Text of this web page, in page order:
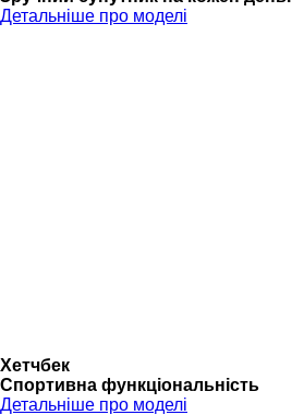
Детальніше про моделі
Хетчбек
Спортивна функціональність
Детальніше про моделі